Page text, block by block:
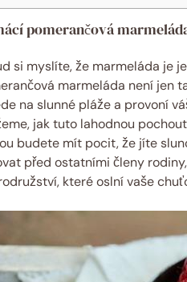
pomerančová
si myslíte, že marmeláda je
marmeláda není jen
na slunné pláže a provoní
jak tuto lahodnou
budete mít pocit, že jíte
před ostatními členy
které oslní vaše